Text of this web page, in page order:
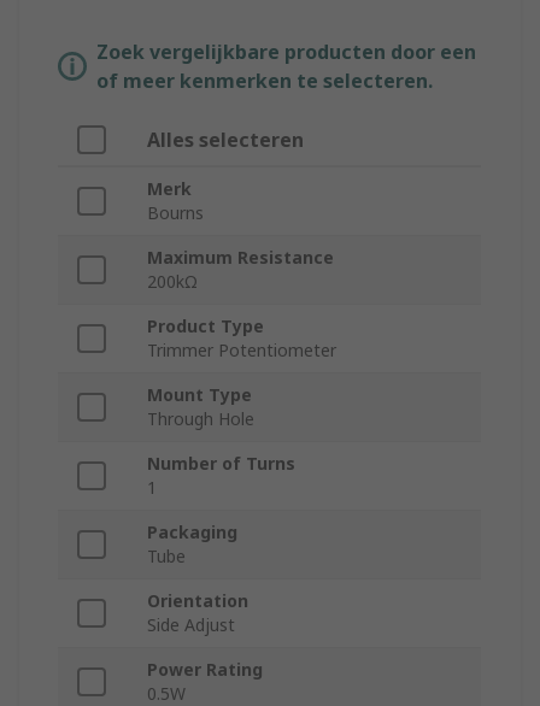
Zoek vergelijkbare producten door een
of meer kenmerken te selecteren.
Alles selecteren
Merk
Bourns
Maximum Resistance
200kΩ
Product Type
Trimmer Potentiometer
Mount Type
Through Hole
Number of Turns
1
Packaging
Tube
Orientation
Side Adjust
Power Rating
0.5W